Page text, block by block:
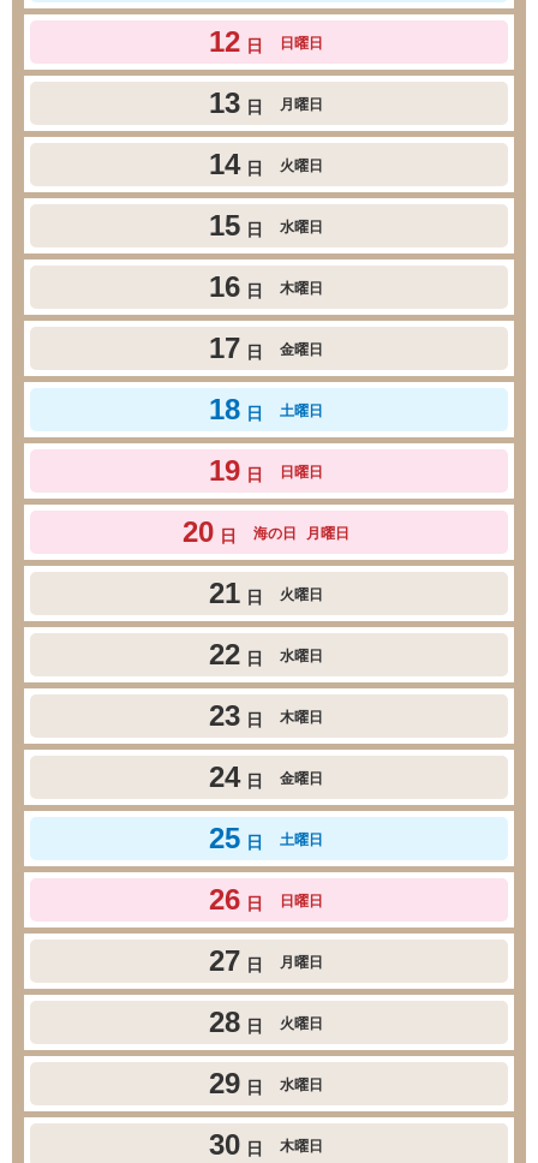
12 日 日曜日
13 日 月曜日
14 日 火曜日
15 日 水曜日
16 日 木曜日
17 日 金曜日
18 日 土曜日
19 日 日曜日
20 日 海の日 月曜日
21 日 火曜日
22 日 水曜日
23 日 木曜日
24 日 金曜日
25 日 土曜日
26 日 日曜日
27 日 月曜日
28 日 火曜日
29 日 水曜日
30 日 木曜日